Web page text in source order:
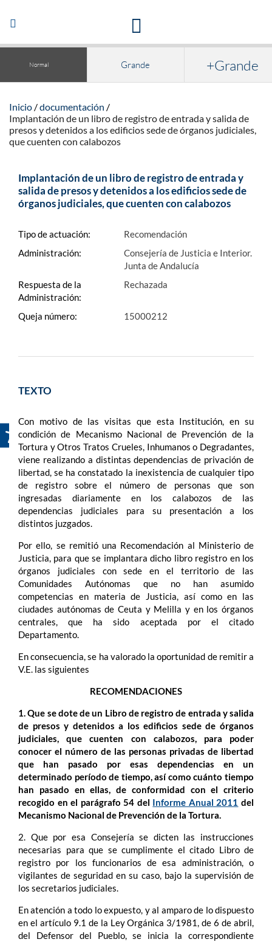
Abrir/Cerrar
navegación
Normal Grande +Grande
Inicio
documentación
Implantación de un libro de registro de entrada y salida de
presos y detenidos a los edificios sede de órganos judiciales,
que cuenten con calabozos
Implantación de un libro de registro de entrada y
salida de presos y detenidos a los edificios sede de
órganos judiciales, que cuenten con calabozos
Tipo de actuación:
Recomendación
Administración:
Consejería de Justicia e Interior.
Junta de Andalucía
Respuesta de la
Administración:
Rechazada
Queja número: 15000212
TEXTO
Con motivo de las visitas que esta Institución, en su
condición de Mecanismo Nacional de Prevención de la
Tortura y Otros Tratos Crueles, Inhumanos o Degradantes,
viene realizando a distintas dependencias de privación de
libertad, se ha constatado la inexistencia de cualquier tipo
de registro sobre el número de personas que son
ingresadas diariamente en los calabozos de las
dependencias judiciales para su presentación a los
distintos juzgados.
Por ello, se remitió una Recomendación al Ministerio de
Justicia, para que se implantara dicho libro registro en los
órganos judiciales con sede en el territorio de las
Comunidades Autónomas que no han asumido
competencias en materia de Justicia, así como en las
ciudades autónomas de Ceuta y Melilla y en los órganos
centrales, que ha sido aceptada por el citado
Departamento.
En consecuencia, se ha valorado la oportunidad de remitir a
V.E. las siguientes
RECOMENDACIONES
1. Que se dote de un Libro de registro de entrada y salida
de presos y detenidos a los edificios sede de órganos
judiciales, que cuenten con calabozos, para poder
conocer el número de las personas privadas de libertad
que han pasado por esas dependencias en un
determinado período de tiempo, así como cuánto tiempo
han pasado en ellas, de conformidad con el criterio
recogido en el parágrafo 54 del Informe Anual 2011 del
Mecanismo Nacional de Prevención de la Tortura.
2. Que por esa Consejería se dicten las instrucciones
necesarias para que se cumplimente el citado Libro de
registro por los funcionarios de esa administración, o
vigilantes de seguridad en su caso, bajo la supervisión de
los secretarios judiciales.
En atención a todo lo expuesto, y al amparo de lo dispuesto
en el artículo 9.1 de la Ley Orgánica 3/1981, de 6 de abril,
del Defensor del Pueblo, se inicia la correspondiente